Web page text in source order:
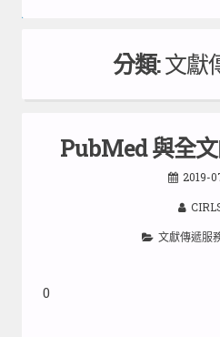
分類:文獻
PubMed 與全
2019-
文獻傳遞服
0